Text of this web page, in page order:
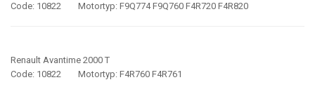
Code: 10822 Motortyp: F9Q774 F9Q760 F4R720 F4R820
Renault Avantime 2000 T
Code: 10822 Motortyp: F4R760 F4R761